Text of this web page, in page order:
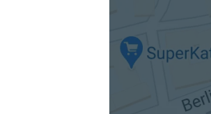
Die berechneten